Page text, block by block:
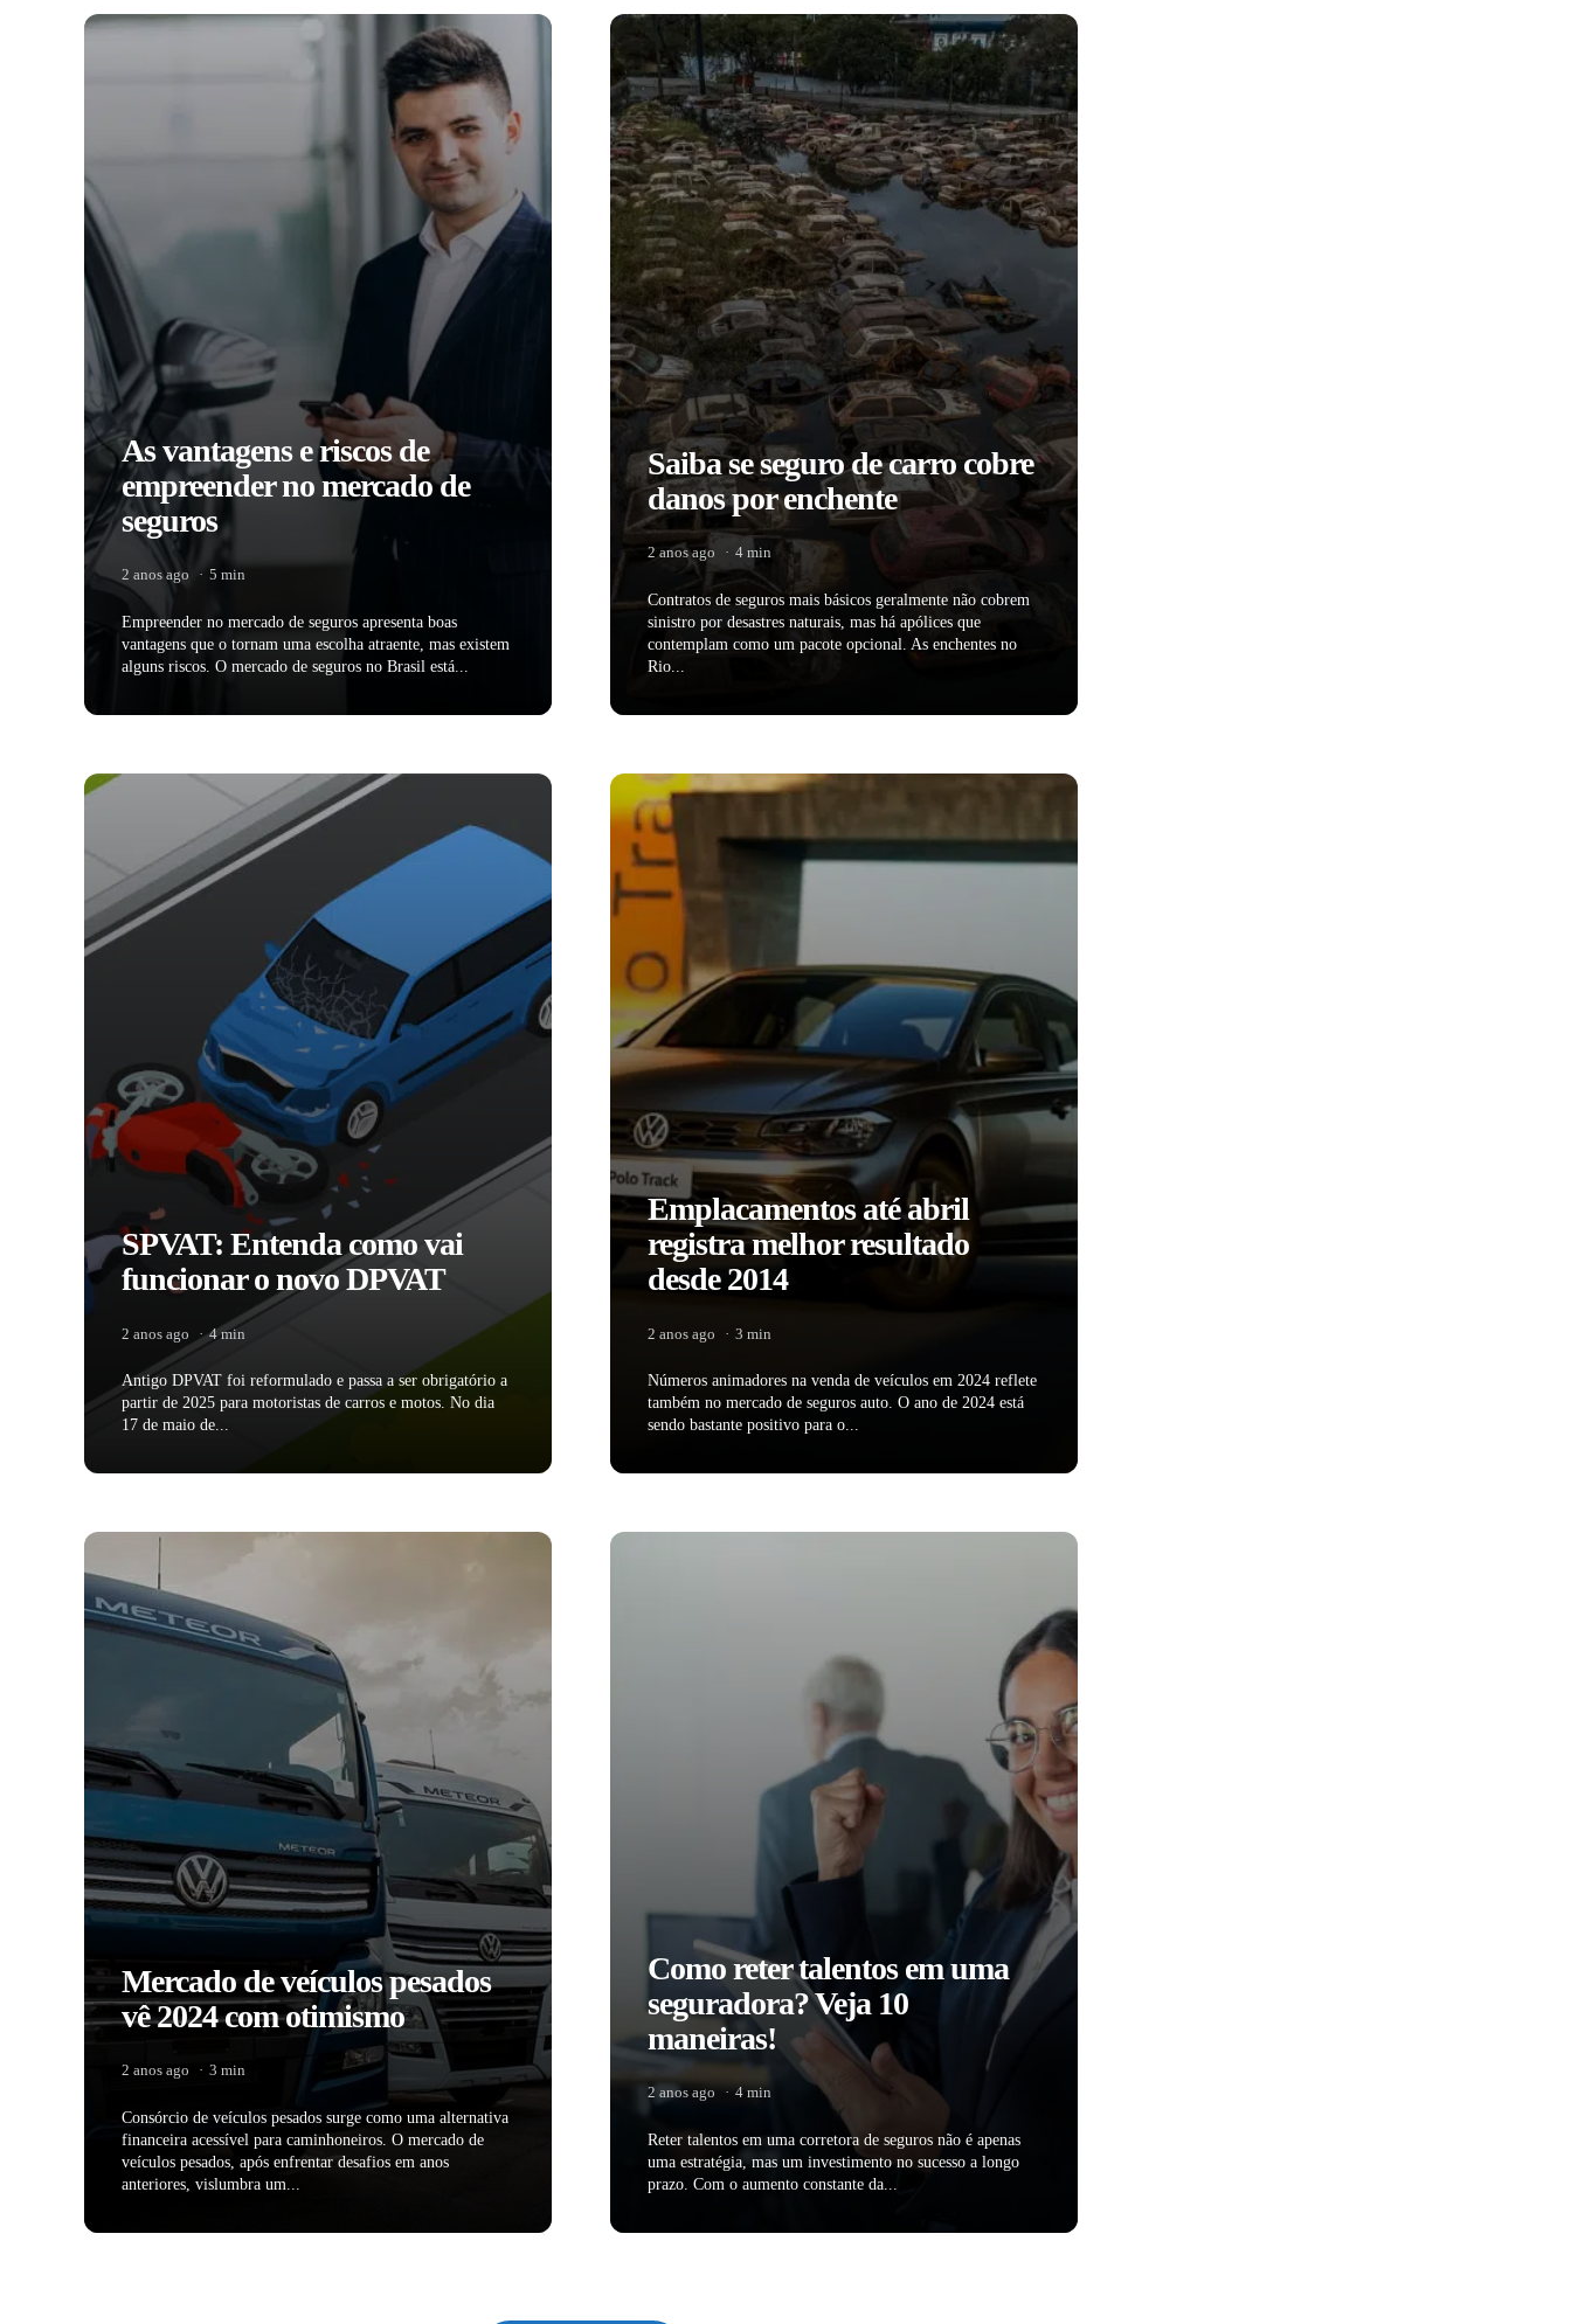
As vantagens e riscos de
empreender no mercado de
seguros
2 anos ago 5 min
Empreender no mercado de seguros apresenta boas
vantagens que o tornam uma escolha atraente, mas existem
alguns riscos. O mercado de seguros no Brasil está...
Saiba se seguro de carro cobre
danos por enchente
2 anos ago 4 min
Contratos de seguros mais básicos geralmente não cobrem
sinistro por desastres naturais, mas há apólices que
contemplam como um pacote opcional. As enchentes no
Rio...
SPVAT: Entenda como vai
funcionar o novo DPVAT
2 anos ago 4 min
Antigo DPVAT foi reformulado e passa a ser obrigatório a
partir de 2025 para motoristas de carros e motos. No dia
17 de maio de...
Emplacamentos até abril
registra melhor resultado
desde 2014
2 anos ago 3 min
Números animadores na venda de veículos em 2024 reflete
também no mercado de seguros auto. O ano de 2024 está
sendo bastante positivo para o...
Mercado de veículos pesados
vê 2024 com otimismo
2 anos ago 3 min
Consórcio de veículos pesados surge como uma alternativa
financeira acessível para caminhoneiros. O mercado de
veículos pesados, após enfrentar desafios em anos
anteriores, vislumbra um...
Como reter talentos em uma
seguradora? Veja 10
maneiras!
2 anos ago 4 min
Reter talentos em uma corretora de seguros não é apenas
uma estratégia, mas um investimento no sucesso a longo
prazo. Com o aumento constante da...